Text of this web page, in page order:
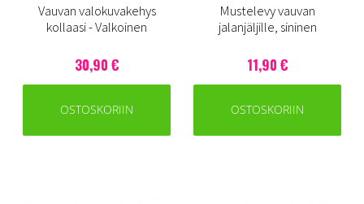
Vauvan valokuvakehys
kollaasi - Valkoinen
30,90 €
OSTOSKORIIN
Mustelevy vauvan
jalanjäljille, sininen
11,90 €
OSTOSKORIIN